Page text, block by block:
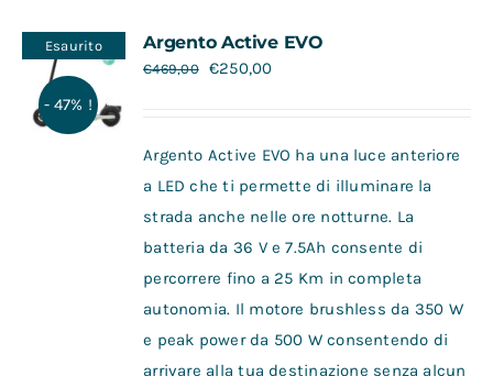
Contatti
Esaurito
- 47% !
Argento Active EVO
€469,00 €250,00
Argento Active EVO ha una luce anteriore
a LED che ti permette di illuminare la
strada anche nelle ore notturne. La
batteria da 36 V e 7.5Ah consente di
percorrere fino a 25 Km in completa
autonomia. Il motore brushless da 350 W
e peak power da 500 W consentendo di
arrivare alla tua destinazione senza alcun